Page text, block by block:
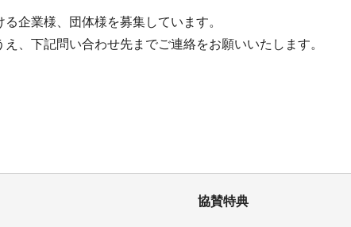
企業様、団体様を募集しています。
、下記問い合わせ先までご連絡をお願いいたします。
協賛特典